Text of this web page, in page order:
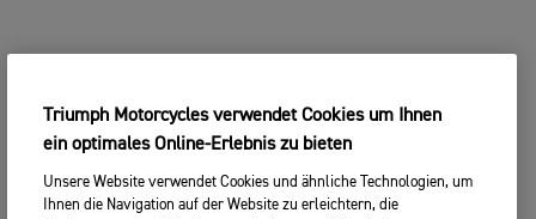
Triumph Motorcycles verwendet Cookies um Ihnen
ein optimales Online-Erlebnis zu bieten
Unsere Website verwendet Cookies und ähnliche Technologien, um
Ihnen die Navigation auf der Website zu erleichtern, die